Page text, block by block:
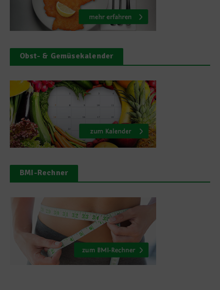
Obst- & Gemüsekalender
BMI-Rechner